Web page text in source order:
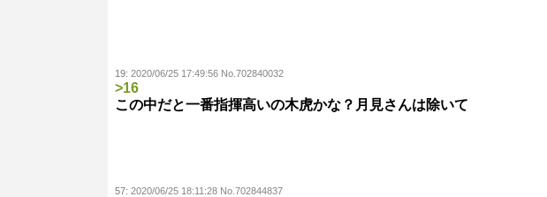
19: 2020/06/25 17:49:56 No.702840032
>16
この中だと一番指揮高いの木虎かな？月見さんは除いて
57: 2020/06/25 18:11:28 No.702844837